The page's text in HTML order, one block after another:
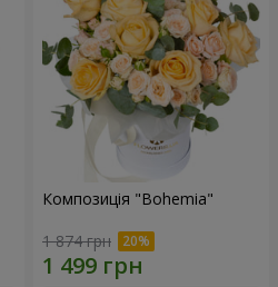
Композиція "Bohemia"
1 874 грн